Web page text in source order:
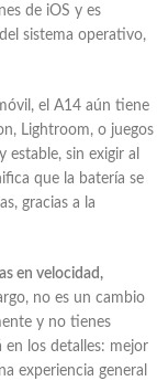
de iOS y es
sistema operativo,
el A14 aún tiene
Lightroom, o juegos
sin exigir al
que la batería se
gracias a la
en velocidad,
no es un cambio
y no tienes
en los detalles: mejor
experiencia general